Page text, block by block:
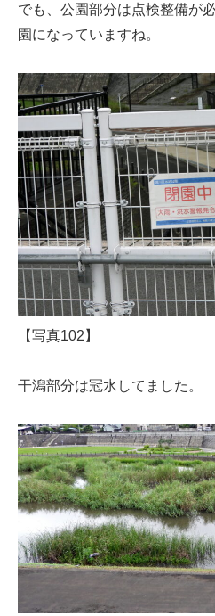
でも、公園部分は点検整備が
園になっていますね。
【写真102】
干潟部分は冠水してました。